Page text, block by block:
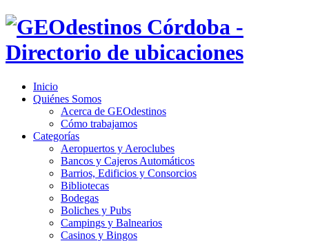
Inicio
Quiénes Somos
Acerca de GEOdestinos
Cómo trabajamos
Categorías
Aeropuertos y Aeroclubes
Bancos y Cajeros Automáticos
Barrios, Edificios y Consorcios
Bibliotecas
Bodegas
Boliches y Pubs
Campings y Balnearios
Casinos y Bingos